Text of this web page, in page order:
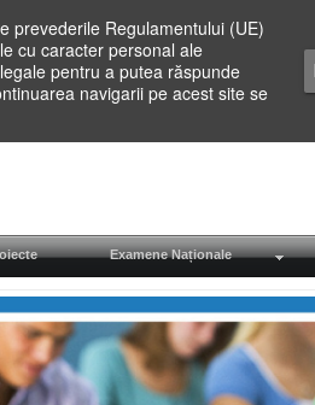
prevederile Regulamentului (UE)
cu caracter personal ale
pentru a putea răspunde
navigarii pe acest site se
Examene Naționale